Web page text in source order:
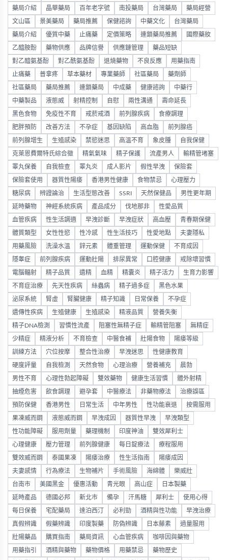
藥局介紹 晶華藥局 百年老字號 南投藥局 台灣藥局 藥局經營
文山區 景美藥局 藥局推薦 保健諮詢 中藥文化 台灣藥局
藥局介紹 優質中藥 止痛藥 定價策略 連鎖藥局推薦 國際藥妝
乙醯胺酚 藥物供應 品牌信譽 供應鏈管理 藥品短缺
對乙醯氨基酚 對乙酰氨基酚 退燒藥物 不良反應 用藥指南
止痛藥 普拿疼 草本藥材 專業藥師 社區藥局 藥劑師
社區藥局 藥局推薦 連鎖藥局 中成藥 健康諮詢 中藥行
中藥製品 液態威 射精控制 自慰 兩性溝通 壽命延長
黑色食物 免疫性不育 戒菸戒酒 前列腺疾病 食療調理
肥胖預防 改善方法 不孕症 基因缺陷 高血脂 前列腺癌
前列腺增生 生殖感染 禁慾迷思 高溫不育 象皮腫 自我保健
克萊恩費爾特氏綜合徵 精氣氣味 精子保護 流產男人 輸精管堵塞
睪丸保養 自我檢查 睪丸炎 成人影片 假性早洩 保險套
保險套使用 器質性陽痿 香港男性健康 食物禁忌 心理壓力
糖尿病 辨證論治 生活型態改善 SSRI 天然保健品 男性更年期
延時藥物 神經系統疾病 產品成分 伐地那非 性愛品質
血管疾病 性生活調適 早洩診斷 早洩症狀 高血壓 青春期保健
體質類型 女性性慾 性冷感 性生活技巧 性愛地點 夫妻隱私
用藥風險 洗澡水溫 鋅元素 體重管理 運動保健 不育成因
隱睾症 前列腺疾病 運動壯陽 排尿異常 口腔健康 戒除壞習慣
電腦輻射 精子品質 遺精 血精 精囊炎 精子活力 生育力影響
不育症治療 先天性疾病 絲蟲病 精子過多症 黑色水果
泌尿系統 腎虛 腎臟健康 精子知識 日常保養 不孕症
遺傳性疾病 生殖健康 生殖感染 精液品質 營養失衡
精子DNA檢測 習慣性流產 阻塞性無精子症 輸精管阻塞 無精症
少精症 精液分析 不育檢查 中醫食補 壯陽食物 陽痿等級
訓練方法 穴位按摩 整合性治療 早洩迷思 性健康教育
硬度評量 自我檢測 天然食物 心理治療 營養補充 晨勃
男性不育 心理性勃起障礙 雙效藥物 健康生活習慣 體外射精
抽煙危害 飲食調理 避孕套 中醫療法 非藥物療法 治療誤區
預防保健 香港男性 日常生活 中年男性 性功能衰退 按需服用
果凍威而鋼 液態威而鋼 早洩成因 器質性早洩 早洩類型
性功能障礙 服用劑量 藥理機制 印度神油 雙效犀利士
心理健康 壓力管理 前列腺健康 每日錠療法 療程服用
雙效威而鋼 泰國果凍 陽痿治療 性生活指南 陽痿成因
夫妻感情 行為療法 生物補片 手術風險 海綿體 樂威壯
台南市 美國黑金 優惠活動 青光眼 高山症 日本製藥
延時產品 德國必邦 新北市 備孕 汗馬糖 犀利士 使用心得
每日保養 宅配藥局 達泊西汀 必利勁 酒精與性功能 早洩治療
真假辨識 假藥辨識 印度製藥 防偽辨識 日本藤素 過量服用
壯陽藥品 購買指南 藥局資訊 心血管疾病 咖啡因與藥物
用藥指引 酒精與藥物 藥物價格 用藥禁忌 藥物歷史